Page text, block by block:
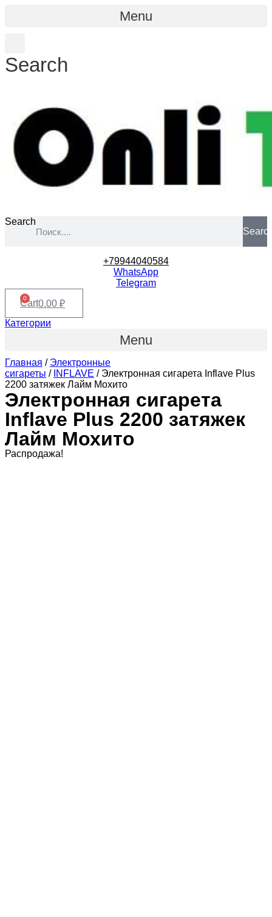
Menu
Search
Search
+79944040584
WhatsApp
Telegram
0.00 ₽
0
Cart
Категории
Menu
Главная / Электронные
сигареты / INFLAVE / Электронная сигарета Inflave Plus
2200 затяжек Лайм Мохито
Электронная сигарета
Inflave Plus 2200 затяжек
Лайм Мохито
Распродажа!